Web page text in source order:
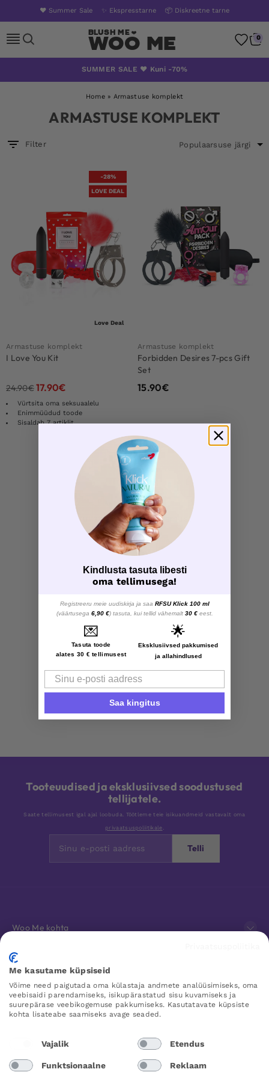
❤️ Summer Sale ✨ Ekspresstarne 📦 Diskreetne tarne
Woo Me 0
SUMMER SALE ❤️ Kuni -70%
Home» Armastuse komplekt
ARMASTUSE KOMPLEKT
Filter
-28%
LOVE DEAL
Love Deal
Armastuse komplekt
I Love You Kit
24.90€17.90€
Vürtsita oma seksuaalelu
Enimmüüdud toode
Sisaldab 7 artiklit
Armastuse komplekt
Forbidden Desires 7-pcs Gift
Set
15.90€
Rohkem tooteid
1
Kuvatakse kõik 2 tulemust
Tooteuudised ja eksklusiivsed soodustused
tellijatele.
Saate tellimusest igal ajal loobuda. Töötleme teie isikuandmeid vastavalt oma
privaatsuspoliitikale
Telli
Woo Me kohta
Klienditeenindus
Lemmikud
WOO ME
Me kasutame küpsiseid
Võime need paigutada oma külastaja andmete analüüsimiseks, oma
veebisaidi parendamiseks, isikupärastatud sisu kuvamiseks ja
suurepärase veebikogemuse pakkumiseks. Kasutatavate küpsiste
kohta lisateabe saamiseks avage seaded.
Vajalik Etendus
Funktsionaalne Reklaam
Kindlusta tasuta libesti
oma tellimusega!
Registreeru meie uudiskirja ja saa RFSU Klick 100 ml
(väärtusega 6,90 €) tasuta, kui tellid vähemalt 30 €eest.
💌
Tasuta toode
alates 30 € tellimusest
🌟
Eksklusiivsed pakkumised
ja allahindlused
Email
Saa kingitus